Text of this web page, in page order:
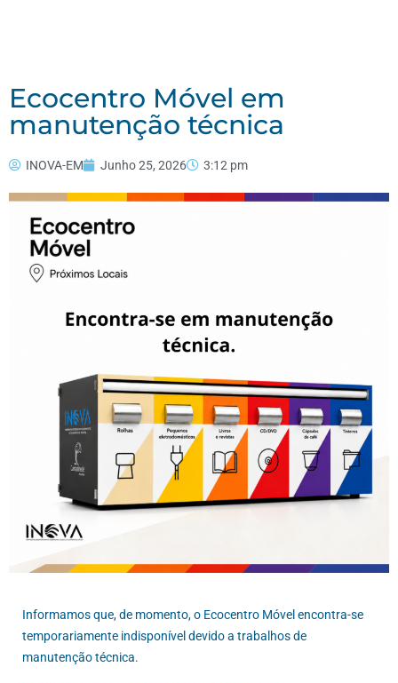
Ecocentro Móvel em
manutenção técnica
INOVA-EM Junho 25, 2026 3:12 pm
Informamos que, de momento, o Ecocentro Móvel encontra-se
temporariamente indisponível devido a trabalhos de
manutenção técnica.